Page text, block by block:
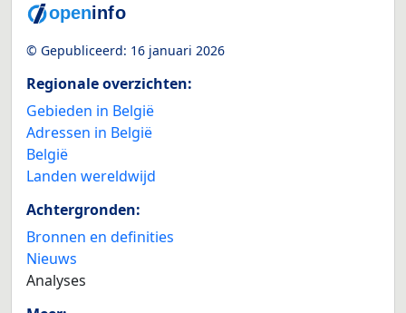
© Gepubliceerd: 16 januari 2026
Regionale overzichten:
Gebieden in België
Adressen in België
België
Landen wereldwijd
Achtergronden:
Bronnen en definities
Nieuws
Analyses